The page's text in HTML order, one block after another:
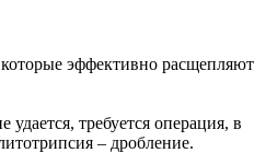
эффективно расщепляют
требуется операция, в
– дробление.